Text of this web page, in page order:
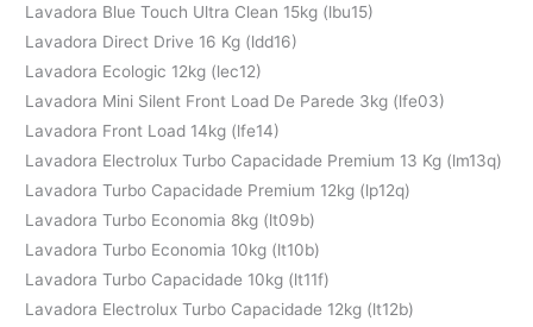
Lavadora Blue Touch Ultra Clean 15kg (lbu15)
Lavadora Direct Drive 16 Kg (ldd16)
Lavadora Ecologic 12kg (lec12)
Lavadora Mini Silent Front Load De Parede 3kg (lfe03)
Lavadora Front Load 14kg (lfe14)
Lavadora Electrolux Turbo Capacidade Premium 13 Kg (lm13q)
Lavadora Turbo Capacidade Premium 12kg (lp12q)
Lavadora Turbo Economia 8kg (lt09b)
Lavadora Turbo Economia 10kg (lt10b)
Lavadora Turbo Capacidade 10kg (lt11f)
Lavadora Electrolux Turbo Capacidade 12kg (lt12b)